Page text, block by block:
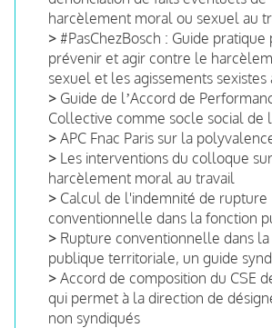
harcèlement moral ou sexuel au
> #PasChezBosch : Guide pratique
prévenir et agir contre le
sexuel et les agissements sexistes
> Guide de lʼAccord de
Collective comme socle social de
> APC Fnac Paris sur la
> Les interventions du colloque
harcèlement moral au travail
> Calcul de l'indemnité de rupture
conventionnelle dans la fonction
> Rupture conventionnelle dans
publique territoriale, un guide
> Accord de composition du CSE
qui permet à la direction de
non syndiqués